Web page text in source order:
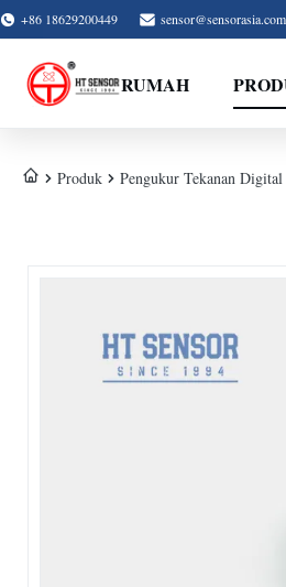
+86 18629200449 sensor@sensorasia.com
RUMAH
Produk Pengukur Tekanan Digital